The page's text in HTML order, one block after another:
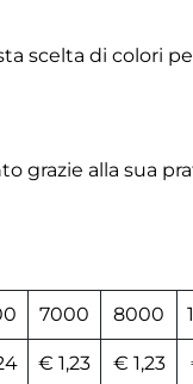
scelta di colori
grazie alla sua
7000 8000
€ 1,23 € 1,23